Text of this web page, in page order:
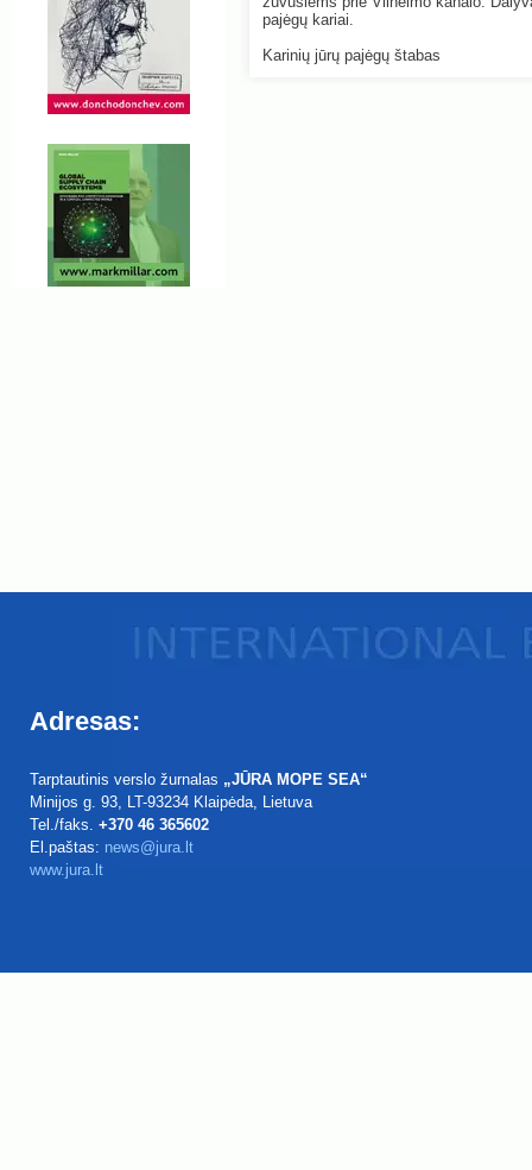
pajėgų kariai.
Karinių jūrų pajėgų štabas
Adresas:
Tarptautinis verslo žurnalas „JŪRA MOPE SEA“
Minijos g. 93, LT-93234 Klaipėda, Lietuva
Tel./faks. +370 46 365602
El.paštas: news@jura.lt
www.jura.lt